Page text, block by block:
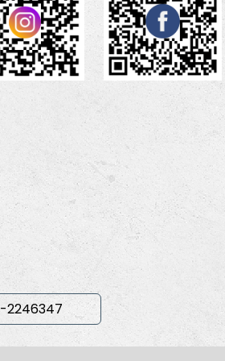
2246347